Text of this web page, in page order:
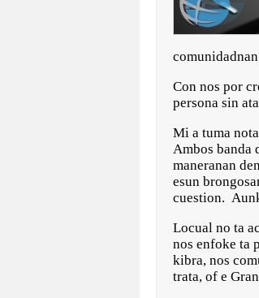
Con nos por
persona sin
Mi a tuma
Ambos banda
maneranan
esun
cuestion.
Locual no ta
nos enfoke ta
kibra, nos
trata, of e